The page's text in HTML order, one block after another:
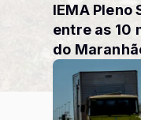
IEMA Pleno
entre as 10
do